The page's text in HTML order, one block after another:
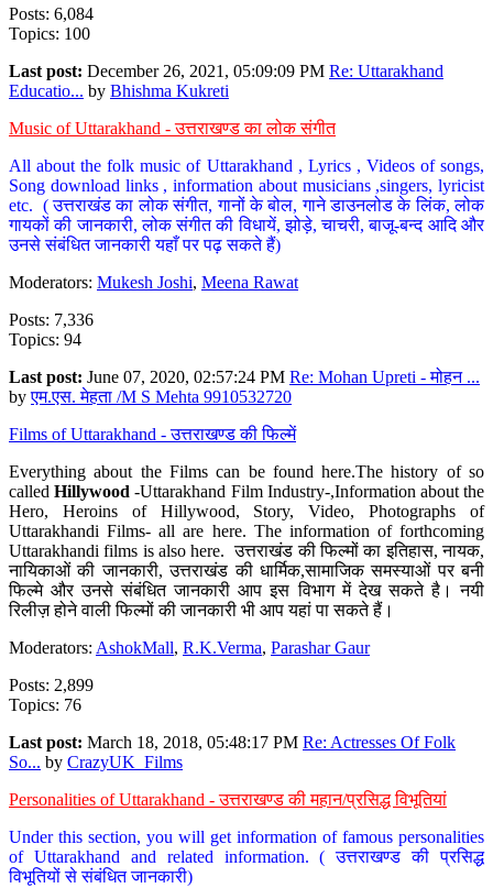
Posts: 6,084
Topics: 100
Last post: December 26, 2021, 05:09:09 PM Re: Uttarakhand
Educatio... by Bhishma Kukreti
Music of Uttarakhand - उत्तराखण्ड का लोक संगीत
All about the folk music of Uttarakhand , Lyrics , Videos of songs,
Song download links , information about musicians ,singers, lyricist
etc. ( उत्तराखंड का लोक संगीत, गानों के बोल, गाने डाउनलोड के लिंक, लोक
गायकों की जानकारी, लोक संगीत की विधायें, झोड़े, चाचरी, बाजू-बन्द आदि और
उनसे संबंधित जानकारी यहाँ पर पढ़ सकते हैं)
Moderators: Mukesh Joshi, Meena Rawat
Posts: 7,336
Topics: 94
Last post: June 07, 2020, 02:57:24 PM Re: Mohan Upreti - मोहन ...
byएम.एस. मेहता /M S Mehta 9910532720
Films of Uttarakhand - उत्तराखण्ड की फिल्में
Everything about the Films can be found here.The history of so
calledHillywood-Uttarakhand Film Industry-,Information about the
Hero, Heroins of Hillywood, Story, Video, Photographs of
Uttarakhandi Films- all are here. The information of forthcoming
Uttarakhandi films is also here. उत्तराखंड की फिल्मों का इतिहास, नायक,
नायिकाओं की जानकारी, उत्तराखंड की धार्मिक,सामाजिक समस्याओं पर बनी
फिल्मे और उनसे संबंधित जानकारी आप इस विभाग में देख सकते है। नयी
रिलीज़ होने वाली फिल्मों की जानकारी भी आप यहां पा सकते हैं।
Moderators: AshokMall, R.K.Verma, Parashar Gaur
Posts: 2,899
Topics: 76
Last post: March 18, 2018, 05:48:17 PM Re: Actresses Of Folk
So... by CrazyUK_Films
Personalities of Uttarakhand - उत्तराखण्ड की महान/प्रसिद्ध विभूतियां
Under this section, you will get information of famous personalities
of Uttarakhand and related information. ( उत्तराखण्ड की प्रसिद्ध
विभूतियों से संबंधित जानकारी)